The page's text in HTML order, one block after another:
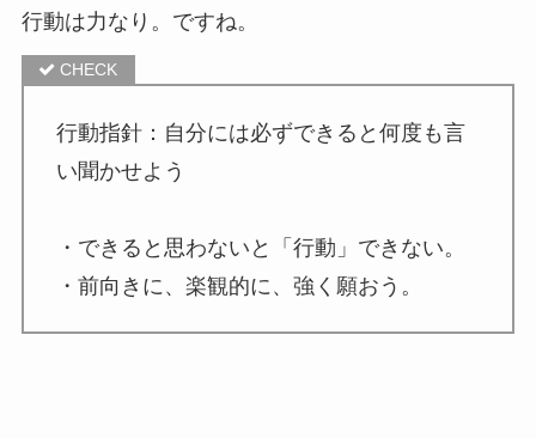
行動は力なり。ですね。
行動指針：自分には必ずできると何度も言
い聞かせよう
・できると思わないと「行動」できない。
・前向きに、楽観的に、強く願おう。